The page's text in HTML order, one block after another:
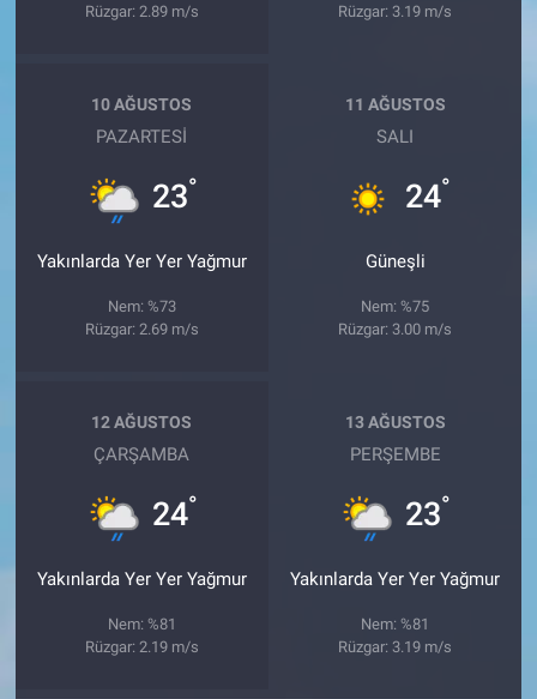
Rüzgar: 2.89 m/s
Rüzgar: 3.19 m/s
10 AĞUSTOS
PAZARTESI
23°
Yakınlarda Yer Yer Yağmur
Nem: %73
Rüzgar: 2.69 m/s
11 AĞUSTOS
SALI
24°
Güneşli
Nem: %75
Rüzgar: 3.00 m/s
12 AĞUSTOS
ÇARŞAMBA
24°
Yakınlarda Yer Yer Yağmur
Nem: %81
Rüzgar: 2.19 m/s
13 AĞUSTOS
PERŞEMBE
23°
Yakınlarda Yer Yer Yağmur
Nem: %81
Rüzgar: 3.19 m/s